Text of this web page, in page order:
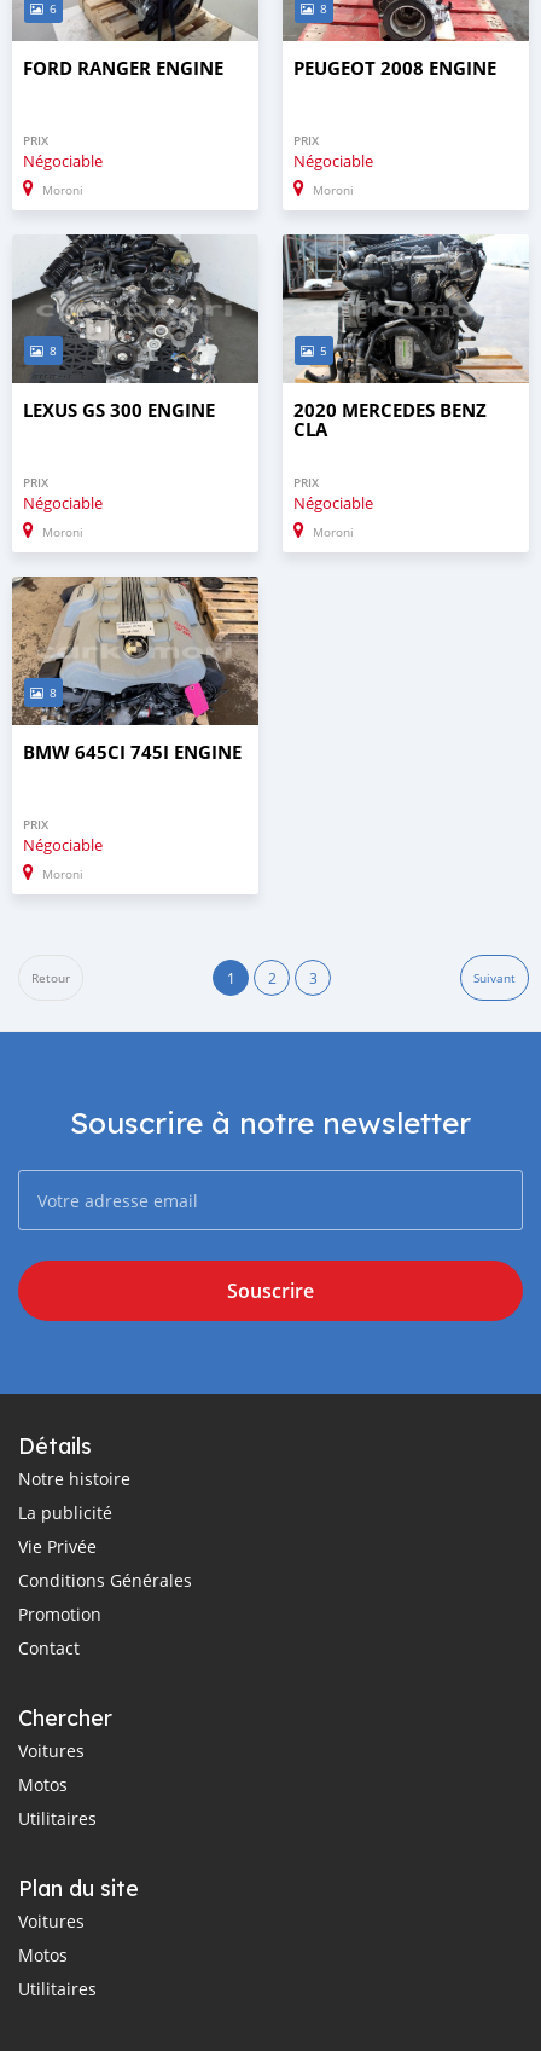
6
FORD RANGER ENGINE
PRIX
Négociable
Moroni
8
PEUGEOT 2008 ENGINE
PRIX
Négociable
Moroni
8
LEXUS GS 300 ENGINE
PRIX
Négociable
Moroni
5
2020 MERCEDES BENZ
CLA
PRIX
Négociable
Moroni
8
BMW 645CI 745I ENGINE
PRIX
Négociable
Moroni
Retour 1 2 3 Suivant
Souscrire à notre newsletter
Souscrire
Détails
Notre histoire
La publicité
Vie Privée
Conditions Générales
Promotion
Contact
Chercher
Voitures
Motos
Utilitaires
Plan du site
Voitures
Motos
Utilitaires